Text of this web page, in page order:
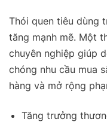
Thói quen tiêu dùng
tăng mạnh mẽ. Một
chuyên nghiệp giúp
chóng nhu cầu mua
hàng và mở rộng
Tăng trưởng